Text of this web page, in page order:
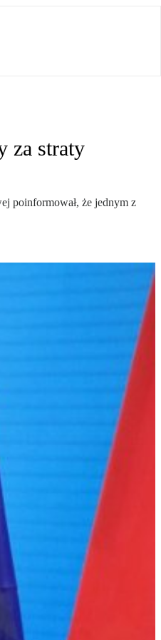
za straty
poinformował, że jednym z